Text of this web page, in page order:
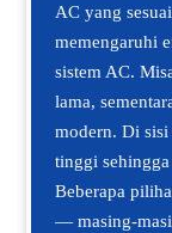
AC yang
memengaruhi
sistem AC.
lama,
modern. Di
tinggi
Beberapa
— masing-